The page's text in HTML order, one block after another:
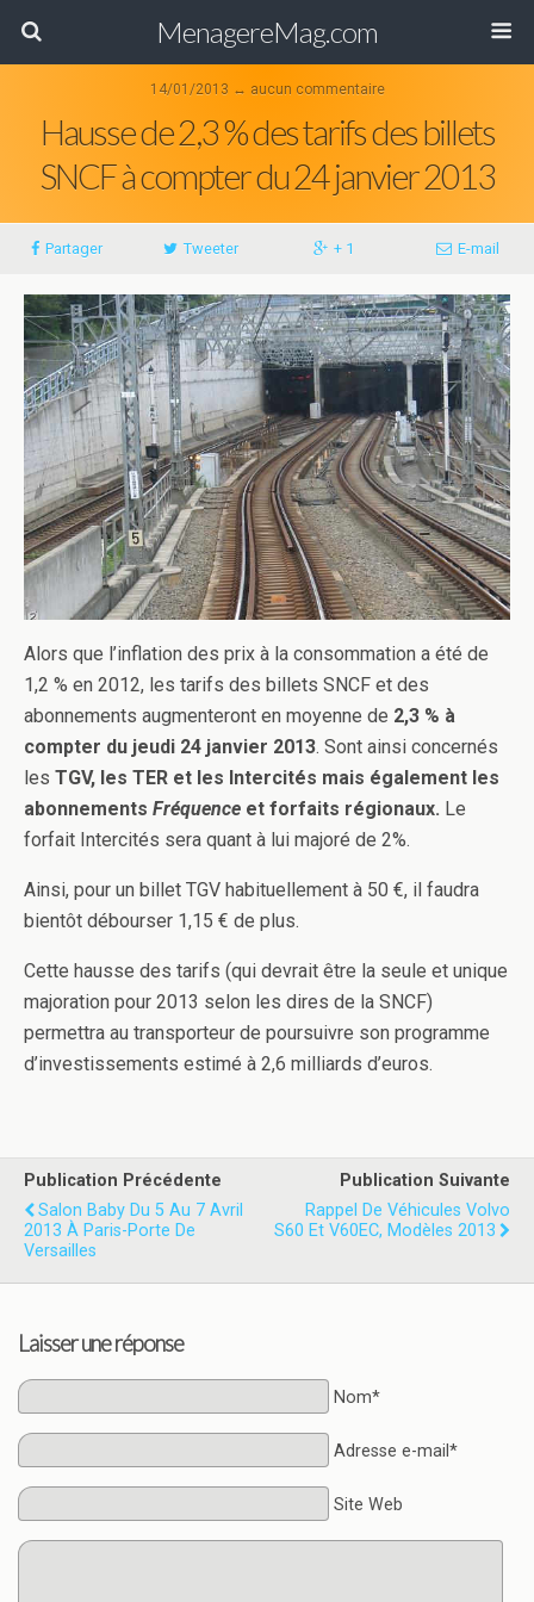
MenagereMag.com
14/01/2013 ↔ aucun commentaire
Hausse de 2,3 % des tarifs des billets
SNCF à compter du 24 janvier 2013
Partager Tweeter + 1 E-mail
Alors que l’inflation des prix à la consommation a été de
1,2 % en 2012, les tarifs des billets SNCF et des
abonnements augmenteront en moyenne de 2,3 % à
compter du jeudi 24 janvier 2013. Sont ainsi concernés
les TGV, les TER et les Intercités mais également les
abonnements Fréquence et forfaits régionaux. Le
forfait Intercités sera quant à lui majoré de 2%.
Ainsi, pour un billet TGV habituellement à 50 €, il faudra
bientôt débourser 1,15 € de plus.
Cette hausse des tarifs (qui devrait être la seule et unique
majoration pour 2013 selon les dires de la SNCF)
permettra au transporteur de poursuivre son programme
d’investissements estimé à 2,6 milliards d’euros.
Publication Précédente
Salon Baby Du 5 Au 7 Avril
2013 À Paris-Porte De
Versailles
Publication Suivante
Rappel De Véhicules Volvo
S60 Et V60EC, Modèles 2013
Laisser une réponse
Nom*
Adresse e-mail*
Site Web